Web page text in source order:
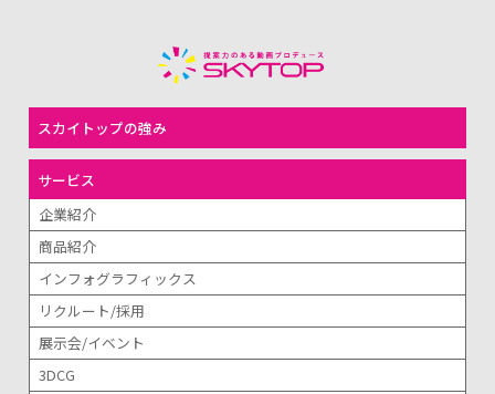
スカイトップの強み
サービス
企業紹介
商品紹介
インフォグラフィックス
リクルート/採用
展示会/イベント
3DCG